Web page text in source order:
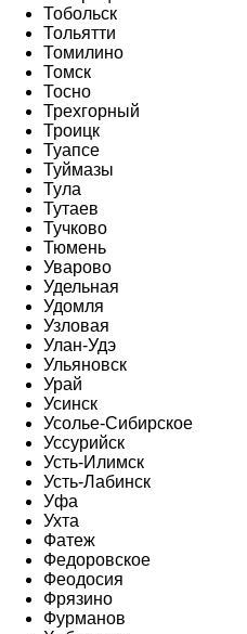
Тобольск
Тольятти
Томилино
Томск
Тосно
Трехгорный
Троицк
Туапсе
Туймазы
Тула
Тутаев
Тучково
Тюмень
Уварово
Удельная
Удомля
Узловая
Улан-Удэ
Ульяновск
Урай
Усинск
Усолье-Сибирское
Уссурийск
Усть-Илимск
Усть-Лабинск
Уфа
Ухта
Фатеж
Федоровское
Феодосия
Фрязино
Фурманов